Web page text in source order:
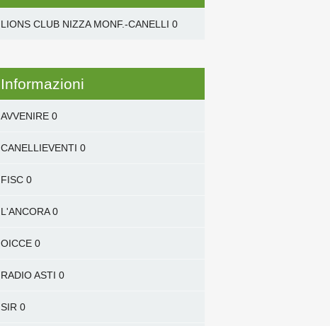
LIONS CLUB NIZZA MONF.-CANELLI 0
Informazioni
AVVENIRE0
CANELLIEVENTI 0
FISC0
L'ANCORA0
OICCE0
RADIO ASTI 0
SIR0